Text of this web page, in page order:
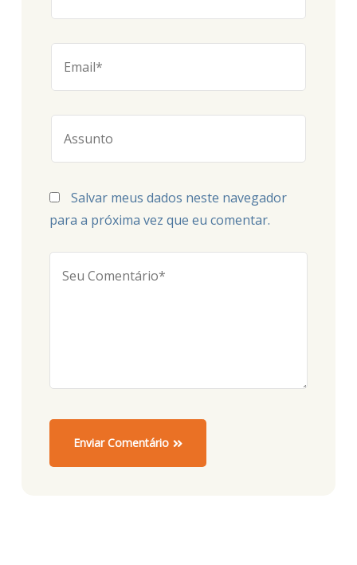
Salvar meus dados neste navegador
para a próxima vez que eu comentar.
Enviar Comentário